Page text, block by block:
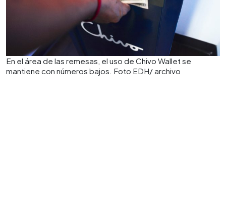
En el área de las remesas, el uso de Chivo Wallet se
mantiene con números bajos. Foto EDH/ archivo